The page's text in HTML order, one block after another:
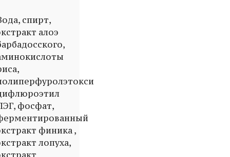
спирт,
алоэ
фосфат,
финика ,
лопуха,